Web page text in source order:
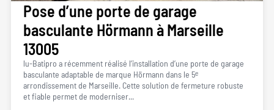
Pose d’une porte de garage
basculante Hörmann à Marseille
13005
lu-Batipro a récemment réalisé l’installation d’une porte de garage
basculante adaptable de marque Hörmann dans le 5ᵉ
arrondissement de Marseille. Cette solution de fermeture robuste
et fiable permet de moderniser...